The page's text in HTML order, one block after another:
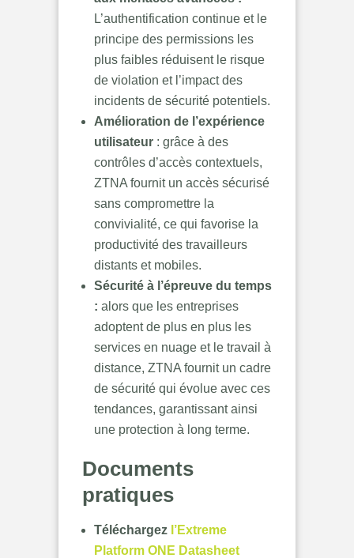
L’authentification continue et le
principe des permissions les
plus faibles réduisent le risque
de violation et l’impact des
incidents de sécurité potentiels.
Amélioration de l’expérience
utilisateur : grâce à des
contrôles d’accès contextuels,
ZTNA fournit un accès sécurisé
sans compromettre la
convivialité, ce qui favorise la
productivité des travailleurs
distants et mobiles.
Sécurité à l’épreuve du temps
: alors que les entreprises
adoptent de plus en plus les
services en nuage et le travail à
distance, ZTNA fournit un cadre
de sécurité qui évolue avec ces
tendances, garantissant ainsi
une protection à long terme.
Documents
pratiques
Téléchargez l’Extreme
Platform ONE Datasheet